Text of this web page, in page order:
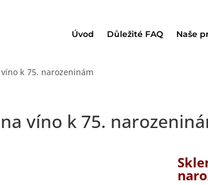
Úvod Důležité FAQ Naše
k 75. narozeninám
víno k 75.